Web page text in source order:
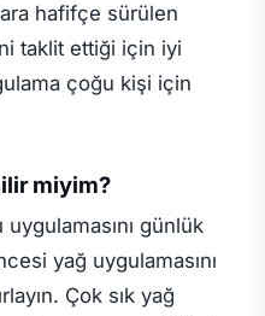
hafifçe sürülen
taklit ettiği için iyi
çoğu kişi için
miyim?
uygulamasını günlük
yağ uygulamasını
Çok sık yağ